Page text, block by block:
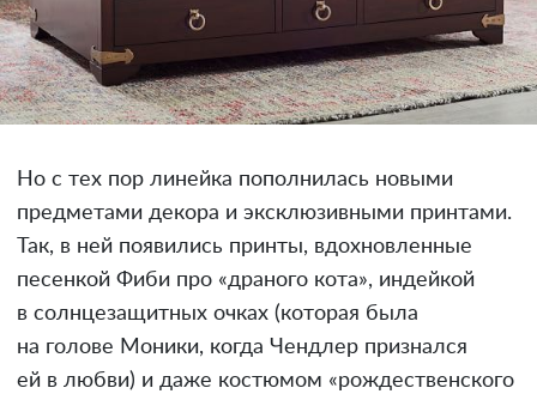
Но с тех пор линейка пополнилась новыми
предметами декора и эксклюзивными принтами.
Так, в ней появились принты, вдохновленные
песенкой Фиби про «драного кота», индейкой
в солнцезащитных очках (которая была
на голове Моники, когда Чендлер признался
ей в любви) и даже костюмом «рождественского